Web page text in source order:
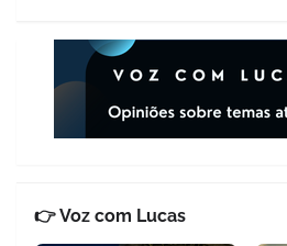
👉 Voz com Lucas